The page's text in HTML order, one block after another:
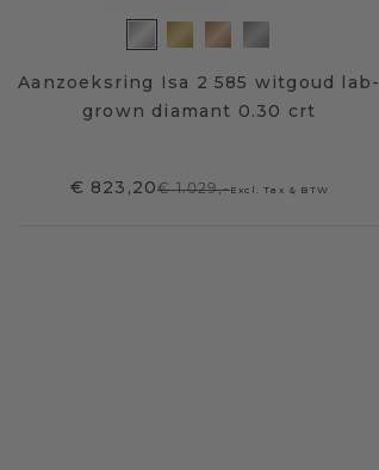
Aanzoeksring Isa 2 585 witgoud lab-
grown diamant 0.30 crt
€ 823,20€ 1.029,-Excl. Tax & BTW